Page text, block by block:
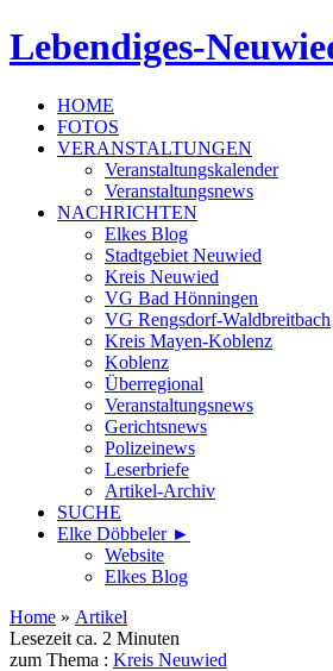
Lebendiges-
HOME
FOTOS
VERANSTALTUNGEN
Veranstaltungskalender
Veranstaltungsnews
NACHRICHTEN
Elkes Blog
Stadtgebiet Neuwied
Kreis Neuwied
VG Bad Hönningen
VG Rengsdorf-Waldbreitbach
Kreis Mayen-Koblenz
Koblenz
Überregional
Veranstaltungsnews
Gerichtsnews
Polizeinews
Leserbriefe
Artikel-Archiv
SUCHE
Elke Döbbeler ►
Website
Elkes Blog
Home » Artikel
Lesezeit ca. 2 Minuten
zum Thema : Kreis Neuwied